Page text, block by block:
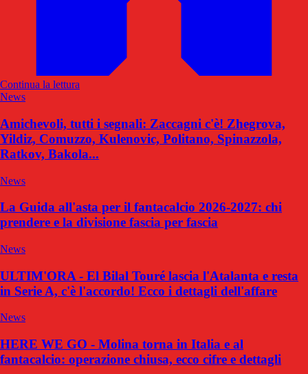
Continua la lettura
News
Amichevoli, tutti i segnali: Zaccagni c'è! Zhegrova,
Yildiz, Comuzzo, Kulenovic, Politano, Spinazzola,
Ratkov, Bakola...
News
La Guida all'asta per il fantacalcio 2026-2027: chi
prendere e la divisione fascia per fascia
News
ULTIM'ORA - El Bilal Touré lascia l'Atalanta e resta
in Serie A, c'è l'accordo! Ecco i dettagli dell'affare
News
HERE WE GO - Molina torna in Italia e al
fantacalcio: operazione chiusa, ecco cifre e dettagli